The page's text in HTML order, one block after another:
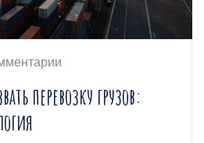
перевозку грузов: